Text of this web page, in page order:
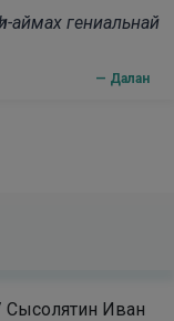
аймах гениальнай
— Далан
Сысолятин Иван